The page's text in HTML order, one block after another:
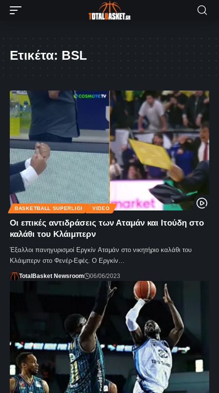
Ετικέτα: BSL
BASKETBALL SUPERLIGI VIDEO
Οι επικές αντιδράσεις των Αταμάν και Ιτούδη στο
καλάθι του Κλάιμπερν
Έξαλλοι πανηγυρισμοί Εργκίν Αταμάν στο νικητήριο καλάθι του
Κλάιμπερν στο Φενέρ-Εφές. Ο Εργκίν…
TotalBasket Newsroom 06/06/2023